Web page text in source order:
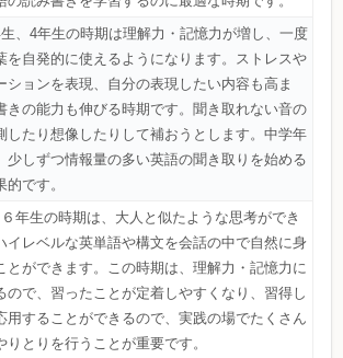
、4年生の時期は理解力・記憶力が増し、一度
を自発的に使えるようになります。ストレスや
ションを表現、自分の表現したい内容も高ま
きの能力も伸びる時期です。聞き取れない音の
したり想像したりして補おうとします。中学年
少しずつ情報量の多い英語の聞き取りを始める
的です。
年生の時期は、大人と似たような思考ができ
イレベルな英単語や構文を会話の中で自然に身
とができます。この時期は、理解力・記憶力に
ので、習ったことが定着しやすくなり、習得し
用することができるので、実践の場でたくさん
りとりを行うことが重要です。